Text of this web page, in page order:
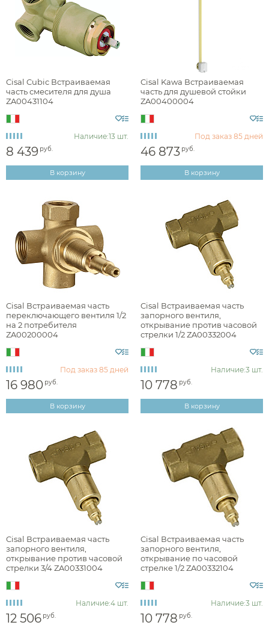
Фактура
брашированная
глянцевая
Стилистика дизайна
английская классика
минимализм
Раздел каталога
комплектующие для душа
Материал
Cisal Cubic Встраиваемая
часть смесителя для душа
ZA00431104
Наличие:13 шт.
8 439 руб.
В корзину
Cisal Kawa Встраиваемая
часть для душевой стойки
ZA00400004
Под заказ 85 дней
46 873 руб.
В корзину
Cisal Встраиваемая часть
переключающего вентиля 1/2
на 2 потребителя
ZA00200004
Под заказ 85 дней
16 980 руб.
В корзину
Cisal Встраиваемая часть
запорного вентиля,
открывание против часовой
стрелки 1/2 ZA00332004
Наличие:3 шт.
10 778 руб.
В корзину
Cisal Встраиваемая часть
запорного вентиля,
открывание против часовой
стрелки 3/4 ZA00331004
Наличие:4 шт.
12 506 руб.
Cisal Встраиваемая часть
запорного вентиля,
открывание по часовой
стрелке 1/2 ZA00332104
Наличие:3 шт.
10 778 руб.